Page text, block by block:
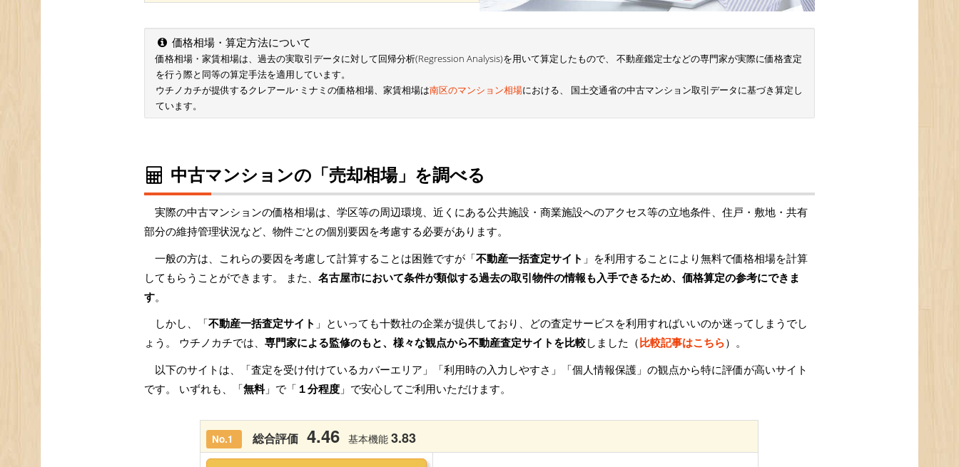
価格相場・算定方法について
価格相場・家賃相場は、過去の実取引データに対して回帰分析(Regression Analysis)を用いて算定したもので、 不動産鑑定士などの専門家が実際に価格査定
を行う際と同等の算定手法を適用しています。
ウチノカチが提供するクレアール･ミナミの価格相場、家賃相場は南区のマンション相場における、 国土交通省の中古マンション取引データに基づき算定し
ています。
中古マンションの「売却相場」を調べる
実際の中古マンションの価格相場は、学区等の周辺環境、近くにある公共施設・商業施設へのアクセス等の立地条件、住戸・敷地・共有
部分の維持管理状況など、物件ごとの個別要因を考慮する必要があります。
一般の方は、これらの要因を考慮して計算することは困難ですが「不動産一括査定サイト 」を利用することにより無料で価格相場を計算
してもらうことができます。 また、 名古屋市において条件が類似する過去の取引物件の情報も入手できるため、価格算定の参考にできま
す。
しかし、「不動産一括査定サイト 」といっても十数社の企業が提供しており、どの査定サービスを利用すればいいのか迷ってしまうでし
ょう。 ウチノカチでは、 専門家による監修のもと、様々な観点から不動産査定サイトを比較しました（比較記事はこちら）。
以下のサイトは、「査定を受け付けているカバーエリア」「利用時の入力しやすさ」「個人情報保護」の観点から特に評価が高いサイト
です。 いずれも、「無料」で「 １分程度 」で安心してご利用いただけます。